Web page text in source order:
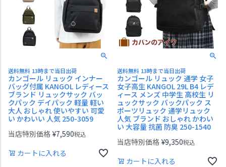
送料無料 13時まで当日出荷
カンゴール リュック インナー
バッグ付属 KANGOL レディース
ブランド リュックサック バッ
クパック デイパック 軽量 軽い
大人 おしゃれ 使いやすい 可愛
い かわいい 人気 250-3059
当店特別価格 ¥7,590税込
カートに入れる
送料無料 13時まで当日出荷
カンゴール リュック 通学 女子
女子高生 KANGOL 29L B4 レデ
ィース メンズ 中学生 高校生 リ
ュックサック バックパック ス
ポーツリュック 通学リュック
人気 ブランド おしゃれ かわい
い 大容量 抗菌 防臭 250-1540
当店特別価格 ¥9,350税込
カートに入れる